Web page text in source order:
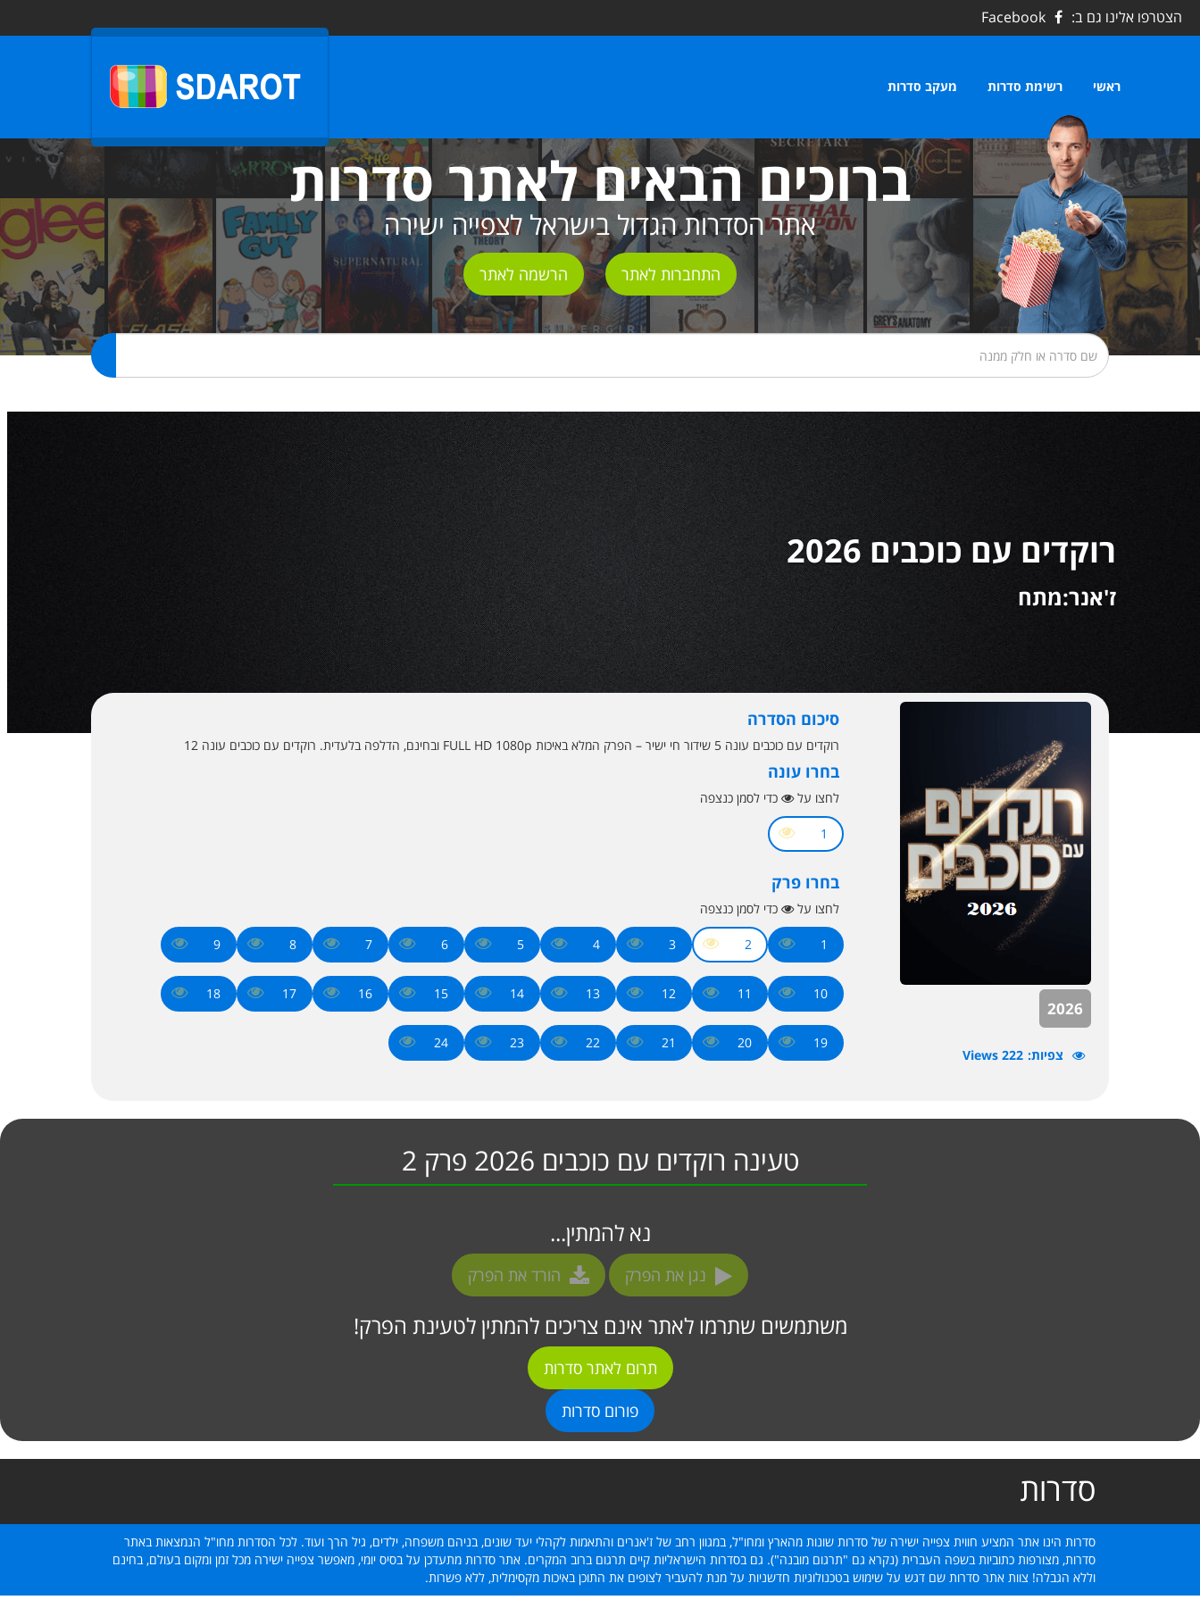
הצטרפו אלינו גם ב: Facebook
ראשי רשימת סדרות מעקב סדרות
ברוכים הבאים לאתר סדרות
אתר הסדרות הגדול בישראל לצפייה ישירה
התחברות לאתר הרשמה לאתר
רוקדים עם כוכבים 2026
ז'אנר:מתח
2026
צפיות 222 Views
סיכום הסדרה
רוקדים עם כוכבים עונה 5 שידור חי ישיר – הפרק המלא באיכות FULL HD 1080p ובחינם, הדלפה בלעדית. רוקדים עם כוכבים עונה 12
בחרו עונה
לחצו על כדי לסמן כנצפה
1
בחרו פרק
לחצו על כדי לסמן כנצפה
1
2
3
4
5
6
7
8
9
10
11
12
13
14
15
16
17
18
19
20
21
22
23
24
טעינה רוקדים עם כוכבים 2026 פרק 2
נא להמתין...
נגן את הפרק הורד את הפרק
משתמשים שתרמו לאתר אינם צריכים להמתין לטעינת הפרק!
תרום לאתר סדרות
פורום סדרות
סדרות
סדרות הינו אתר המציע חווית צפייה ישירה של סדרות שונות מהארץ ומחו"ל, במגוון רחב של ז'אנרים והתאמות לקהלי יעד שונים, בניהם משפחה, ילדים, גיל הרך ועוד. לכל הסדרות מחו"ל הנמצאות באתר
סדרות, מצורפות כתוביות בשפה העברית (נקרא גם "תרגום מובנה"). גם בסדרות הישראליות קיים תרגום ברוב המקרים. אתר סדרות מתעדכן על בסיס יומי, מאפשר צפייה ישירה מכל זמן ומקום בעולם, בחינם
וללא הגבלה! צוות אתר סדרות שם דגש על שימוש בטכנולוגיות חדשניות על מנת להעביר לצופים את התוכן באיכות מקסימלית, ללא פשרות.